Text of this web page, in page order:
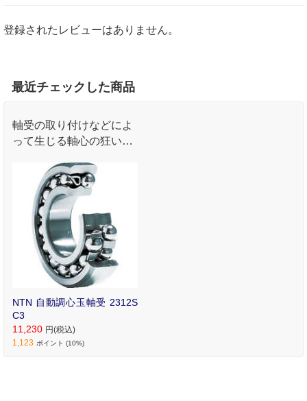
登録されたレビューはありません。
最近チェックした商品
軸受の取り付けなどによ
って生じる軸心の狂いを
NTN 自動調心玉軸受 2312S
C3
11,230 円(税込)
1,123 ポイント (10%)